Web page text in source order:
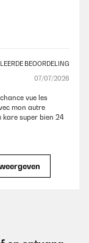
BEOORDELING
07/07/2026
vue les
mon autre
super bien 24
sur